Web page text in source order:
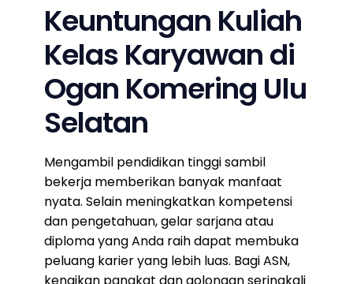
Keuntungan Kuliah
Kelas Karyawan di
Ogan Komering Ulu
Selatan
Mengambil pendidikan tinggi sambil
bekerja memberikan banyak manfaat
nyata. Selain meningkatkan kompetensi
dan pengetahuan, gelar sarjana atau
diploma yang Anda raih dapat membuka
peluang karier yang lebih luas. Bagi ASN,